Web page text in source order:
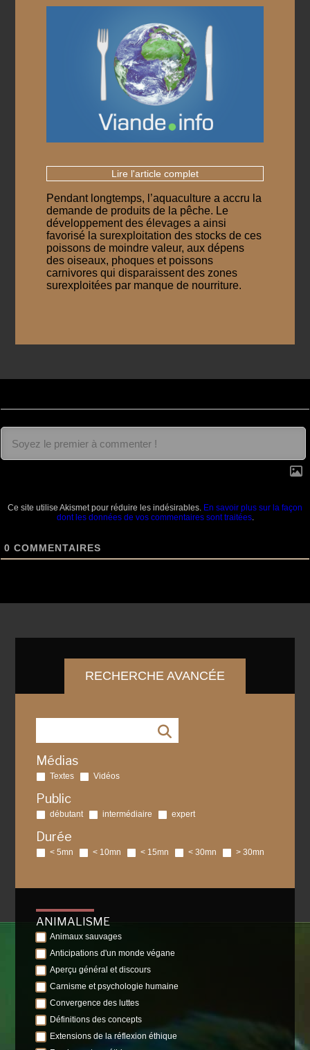
Lire l'article complet
Pendant longtemps, l’aquaculture a accru la
demande de produits de la pêche. Le
développement des élevages a ainsi
favorisé la surexploitation des stocks de ces
poissons de moindre valeur, aux dépens
des oiseaux, phoques et poissons
carnivores qui disparaissent des zones
surexploitées par manque de nourriture.
Ce site utilise Akismet pour réduire les indésirables. En savoir plus sur la façon
dont les données de vos commentaires sont traitées.
0 COMMENTAIRES
RECHERCHE AVANCÉE
Médias
Textes Vidéos
Public
débutant intermédiaire expert
Durée
< 5mn < 10mn < 15mn < 30mn > 30mn
ANIMALISME
Animaux sauvages
Anticipations d'un monde végane
Aperçu général et discours
Carnisme et psychologie humaine
Convergence des luttes
Définitions des concepts
Extensions de la réflexion éthique